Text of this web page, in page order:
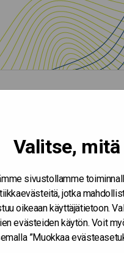
Valitse,
sivustollamme
jotka
oikeaan käyttäjätietoon.
evästeiden käytön. Voit
”Muokkaa